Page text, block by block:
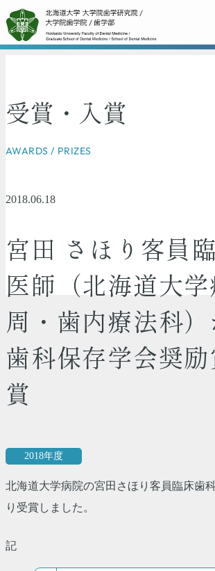
受賞・入賞
AWARDS / PRIZES
2018.06.18
宮田 さほり客員
医師（北海道大
周・歯内療法科
歯科保存学会奨
賞
2018年度
北海道大学病院の宮田さほり客員臨床歯
り受賞しました。
記